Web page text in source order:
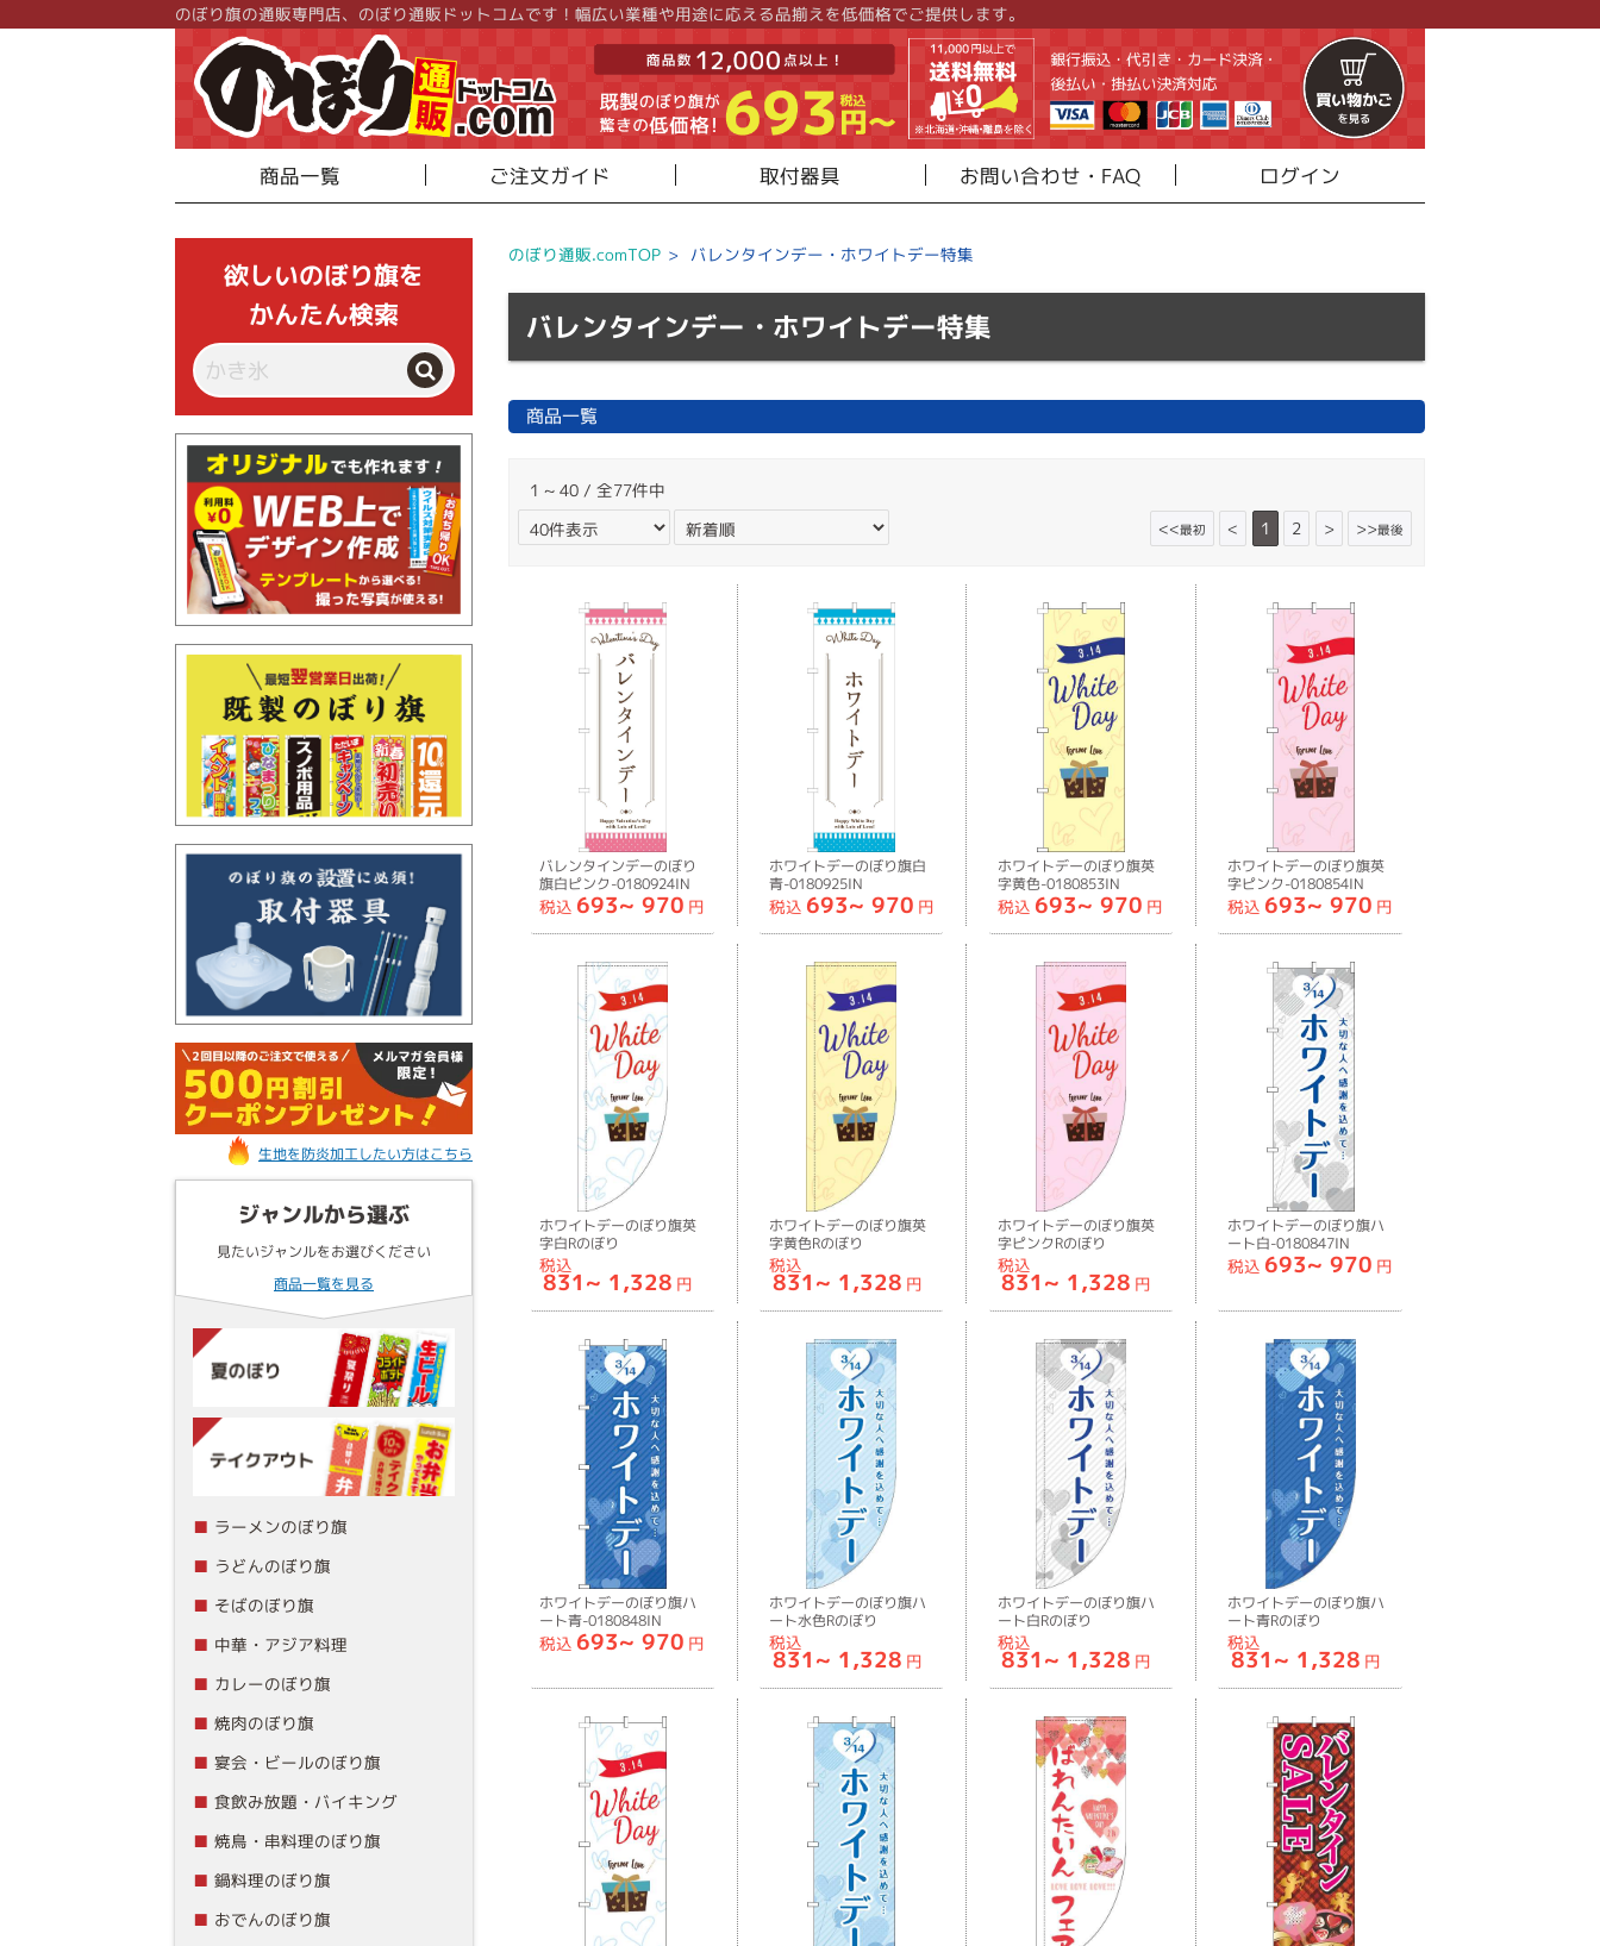
のぼり旗の通販専門店、のぼり通販ドットコムです！幅広い業種や用途に応える品揃えを低価格でご提供します。
商品一覧 ご注文ガイド 取付器具 お問い合わせ・FAQ ログイン
欲しいのぼり旗を
かんたん検索
生地を防炎加工したい方はこちら
ジャンルから選ぶ
見たいジャンルをお選びください
商品一覧を見る
ラーメンのぼり旗
うどんのぼり旗
そばのぼり旗
中華・アジア料理
カレーのぼり旗
焼肉のぼり旗
宴会・ビールのぼり旗
食飲み放題・バイキング
焼鳥・串料理のぼり旗
鍋料理のぼり旗
おでんのぼり旗
のぼり通販.comTOP > バレンタインデー・ホワイトデー特集
バレンタインデー・ホワイトデー特集
商品一覧
1 ~ 40 / 全77件中
<<最初 < 1 2 > >>最後
バレンタインデーのぼり
旗白ピンク-0180924IN
税込 693~ 970 円
ホワイトデーのぼり旗白
青-0180925IN
税込 693~ 970 円
ホワイトデーのぼり旗英
字黄色-0180853IN
税込 693~ 970 円
ホワイトデーのぼり旗英
字ピンク-0180854IN
税込 693~ 970 円
ホワイトデーのぼり旗英
字白Rのぼり
旗-0180855RIN
税込
831~ 1,328 円
ホワイトデーのぼり旗英
字黄色Rのぼり
旗-0180856RIN
税込
831~ 1,328 円
ホワイトデーのぼり旗英
字ピンクRのぼり
旗-0180857RIN
税込
831~ 1,328 円
ホワイトデーのぼり旗ハ
ート白-0180847IN
税込 693~ 970 円
ホワイトデーのぼり旗ハ
ート青-0180848IN
税込 693~ 970 円
ホワイトデーのぼり旗ハ
ート水色Rのぼり
旗-0180849RIN
税込
831~ 1,328 円
ホワイトデーのぼり旗ハ
ート白Rのぼり
旗-0180850RIN
税込
831~ 1,328 円
ホワイトデーのぼり旗ハ
ート青Rのぼり
旗-0180851RIN
税込
831~ 1,328 円